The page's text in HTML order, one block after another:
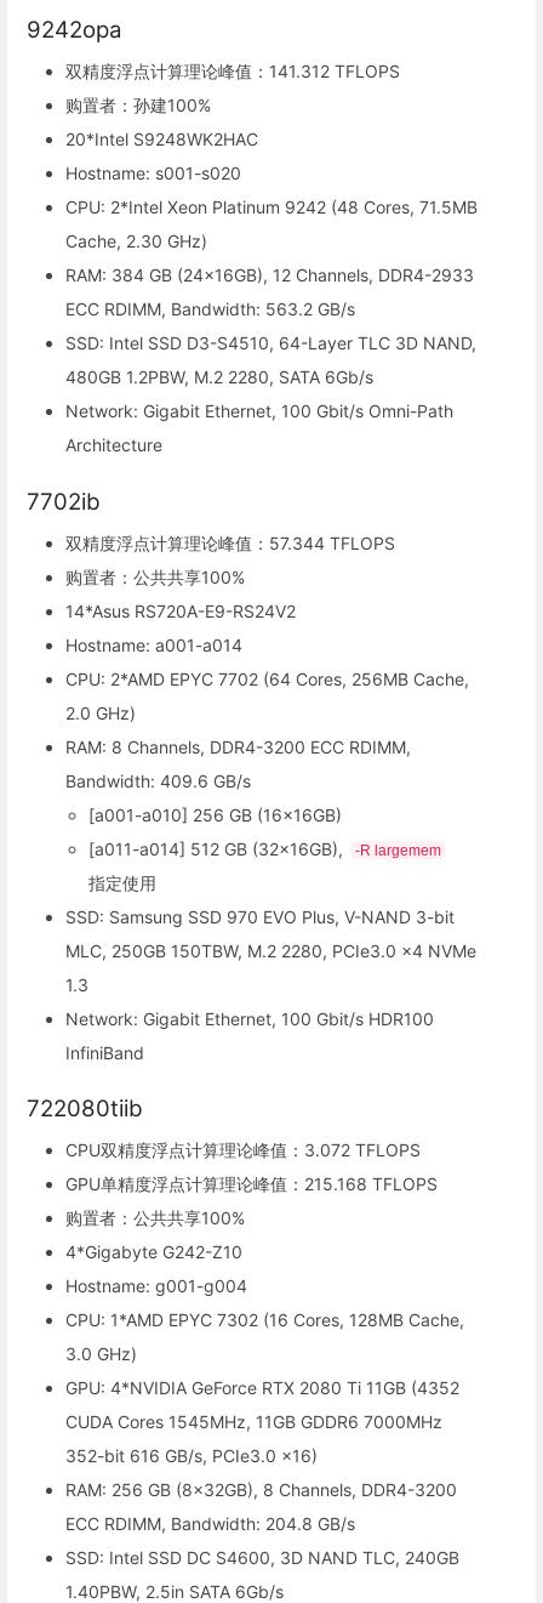
9242opa
双精度浮点计算理论峰值：141.312 TFLOPS
购置者：孙建100%
20*Intel S9248WK2HAC
Hostname: s001-s020
CPU: 2*Intel Xeon Platinum 9242 (48 Cores, 71.5MB
Cache, 2.30 GHz)
RAM: 384 GB (24x16GB), 12 Channels, DDR4-2933
ECC RDIMM, Bandwidth: 563.2 GB/s
SSD: Intel SSD D3-S4510, 64-Layer TLC 3D NAND,
480GB 1.2PBW, M.2 2280, SATA 6Gb/s
Network: Gigabit Ethernet, 100 Gbit/s Omni-Path
Architecture
7702ib
双精度浮点计算理论峰值：57.344 TFLOPS
购置者：公共共享100%
14*Asus RS720A-E9-RS24V2
Hostname: a001-a014
CPU: 2*AMD EPYC 7702 (64 Cores, 256MB Cache,
2.0 GHz)
RAM: 8 Channels, DDR4-3200 ECC RDIMM,
Bandwidth: 409.6 GB/s
[a001-a010] 256 GB (16x16GB)
[a011-a014] 512 GB (32x16GB),
-R largemem
指定使用
SSD: Samsung SSD 970 EVO Plus, V-NAND 3-bit
MLC, 250GB 150TBW, M.2 2280, PCIe3.0 x4 NVMe
1.3
Network: Gigabit Ethernet, 100 Gbit/s HDR100
InfiniBand
722080tiib
CPU双精度浮点计算理论峰值：3.072 TFLOPS
GPU单精度浮点计算理论峰值：215.168 TFLOPS
购置者：公共共享100%
4*Gigabyte G242-Z10
Hostname: g001-g004
CPU: 1*AMD EPYC 7302 (16 Cores, 128MB Cache,
3.0 GHz)
GPU: 4*NVIDIA GeForce RTX 2080 Ti 11GB (4352
CUDA Cores 1545MHz, 11GB GDDR6 7000MHz
352-bit 616 GB/s, PCIe3.0 x16)
RAM: 256 GB (8x32GB), 8 Channels, DDR4-3200
ECC RDIMM, Bandwidth: 204.8 GB/s
SSD: Intel SSD DC S4600, 3D NAND TLC, 240GB
1.40PBW, 2.5in SATA 6Gb/s